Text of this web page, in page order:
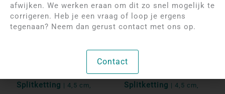
Mahonie Obsidiaan
Splitketting | 4,5 cm,
Gele Calciet
Splitketting | 4,5 cm,
afwijken. We werken eraan om dit zo snel mogelijk te
corrigeren. Heb je een vraag of loop je ergens
tegenaan? Neem dan gerust contact met ons op.
Contact